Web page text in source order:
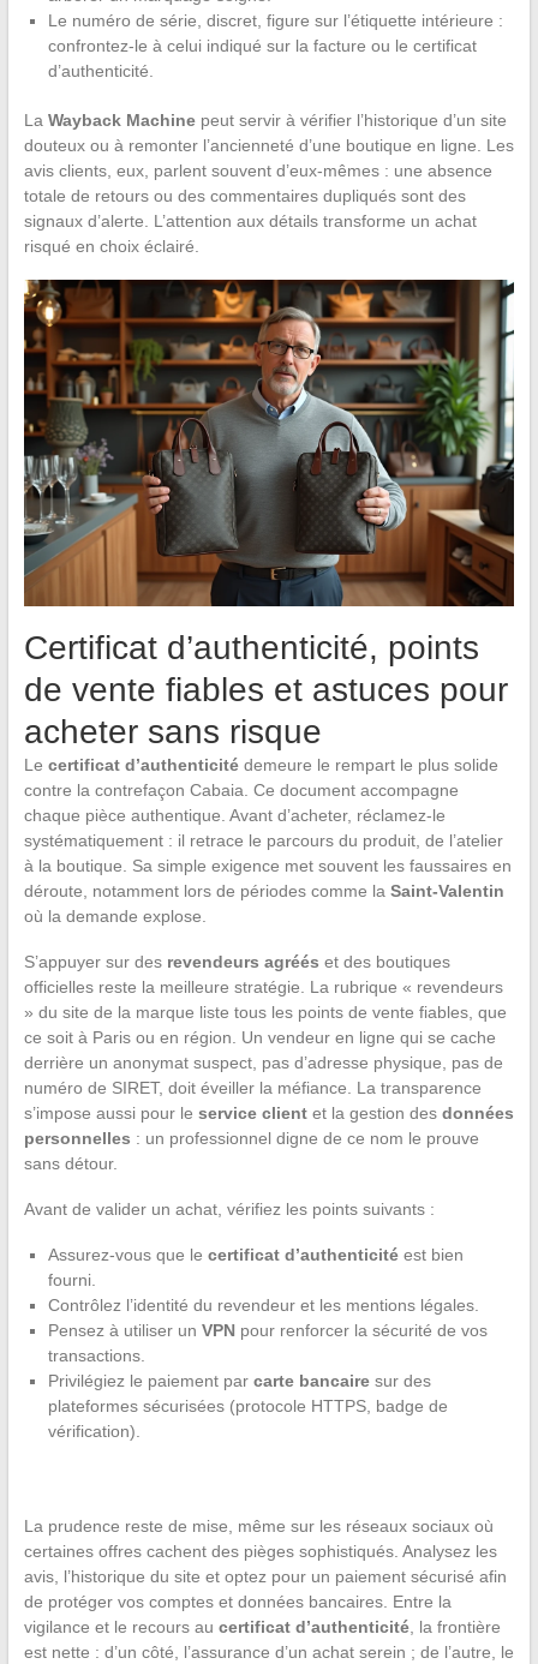
Le numéro de série, discret, figure sur l’étiquette intérieure :
confrontez-le à celui indiqué sur la facture ou le certificat
d’authenticité.
La Wayback Machinepeut servir à vérifier l’historique d’un site
douteux ou à remonter l’ancienneté d’une boutique en ligne. Les
avis clients, eux, parlent souvent d’eux-mêmes : une absence
totale de retours ou des commentaires dupliqués sont des
signaux d’alerte. L’attention aux détails transforme un achat
risqué en choix éclairé.
Certificat d’authenticité, points
de vente fiables et astuces pour
acheter sans risque
Le certificat d’authenticitédemeure le rempart le plus solide
contre la contrefaçon Cabaia. Ce document accompagne
chaque pièce authentique. Avant d’acheter, réclamez-le
systématiquement : il retrace le parcours du produit, de l’atelier
à la boutique. Sa simple exigence met souvent les faussaires en
déroute, notamment lors de périodes comme la Saint-Valentin
où la demande explose.
S’appuyer sur des revendeurs agréés et des boutiques
officielles reste la meilleure stratégie. La rubrique « revendeurs
» du site de la marque liste tous les points de vente fiables, que
ce soit à Paris ou en région. Un vendeur en ligne qui se cache
derrière un anonymat suspect, pas d’adresse physique, pas de
numéro de SIRET, doit éveiller la méfiance. La transparence
s’impose aussi pour le service clientet la gestion des données
personnelles : un professionnel digne de ce nom le prouve
sans détour.
Avant de valider un achat, vérifiez les points suivants :
Assurez-vous que le certificat d’authenticitéest bien
fourni.
Contrôlez l’identité du revendeur et les mentions légales.
Pensez à utiliser un VPNpour renforcer la sécurité de vos
transactions.
Privilégiez le paiement par carte bancairesur des
plateformes sécurisées (protocole HTTPS, badge de
vérification).
La prudence reste de mise, même sur les réseaux sociaux où
certaines offres cachent des pièges sophistiqués. Analysez les
avis, l’historique du site et optez pour un paiement sécurisé afin
de protéger vos comptes et données bancaires. Entre la
vigilance et le recours au certificat d’authenticité, la frontière
est nette : d’un côté, l’assurance d’un achat serein ; de l’autre, le